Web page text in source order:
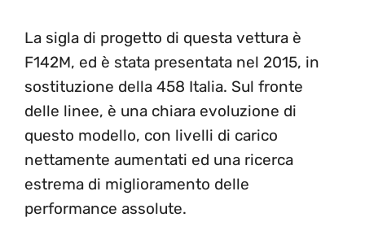
La sigla di progetto di questa vettura è
F142M, ed è stata presentata nel 2015, in
sostituzione della 458 Italia. Sul fronte
delle linee, è una chiara evoluzione di
questo modello, con livelli di carico
nettamente aumentati ed una ricerca
estrema di miglioramento delle
performance assolute.